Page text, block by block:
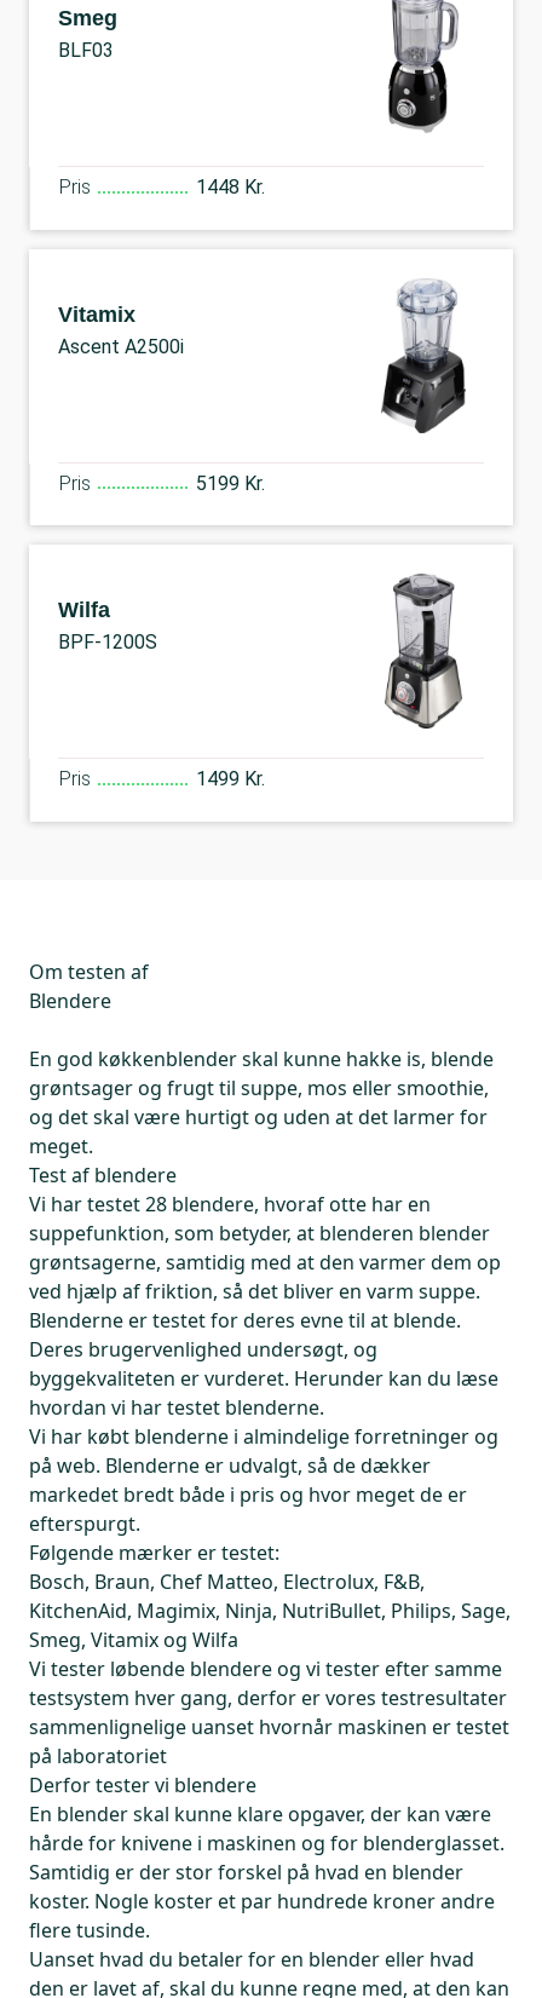
Smeg
BLF03
Pris 1448 Kr.
Vitamix
Ascent A2500i
Pris 5199 Kr.
Wilfa
BPF-1200S
Pris 1499 Kr.
Om testen af
Blendere
En god køkkenblender skal kunne hakke is, blende
grøntsager og frugt til suppe, mos eller smoothie,
og det skal være hurtigt og uden at det larmer for
meget.
Test af blendere
Vi har testet 28 blendere, hvoraf otte har en
suppefunktion, som betyder, at blenderen blender
grøntsagerne, samtidig med at den varmer dem op
ved hjælp af friktion, så det bliver en varm suppe.
Blenderne er testet for deres evne til at blende.
Deres brugervenlighed undersøgt, og
byggekvaliteten er vurderet. Herunder kan du læse
hvordan vi har testet blenderne.
Vi har købt blenderne i almindelige forretninger og
på web. Blenderne er udvalgt, så de dækker
markedet bredt både i pris og hvor meget de er
efterspurgt.
Følgende mærker er testet:
Bosch, Braun, Chef Matteo, Electrolux, F&B,
KitchenAid, Magimix, Ninja, NutriBullet, Philips, Sage,
Smeg, Vitamix og Wilfa
Vi tester løbende blendere og vi tester efter samme
testsystem hver gang, derfor er vores testresultater
sammenlignelige uanset hvornår maskinen er testet
på laboratoriet
Derfor tester vi blendere
En blender skal kunne klare opgaver, der kan være
hårde for knivene i maskinen og for blenderglasset.
Samtidig er der stor forskel på hvad en blender
koster. Nogle koster et par hundrede kroner andre
flere tusinde.
Uanset hvad du betaler for en blender eller hvad
den er lavet af, skal du kunne regne med, at den kan